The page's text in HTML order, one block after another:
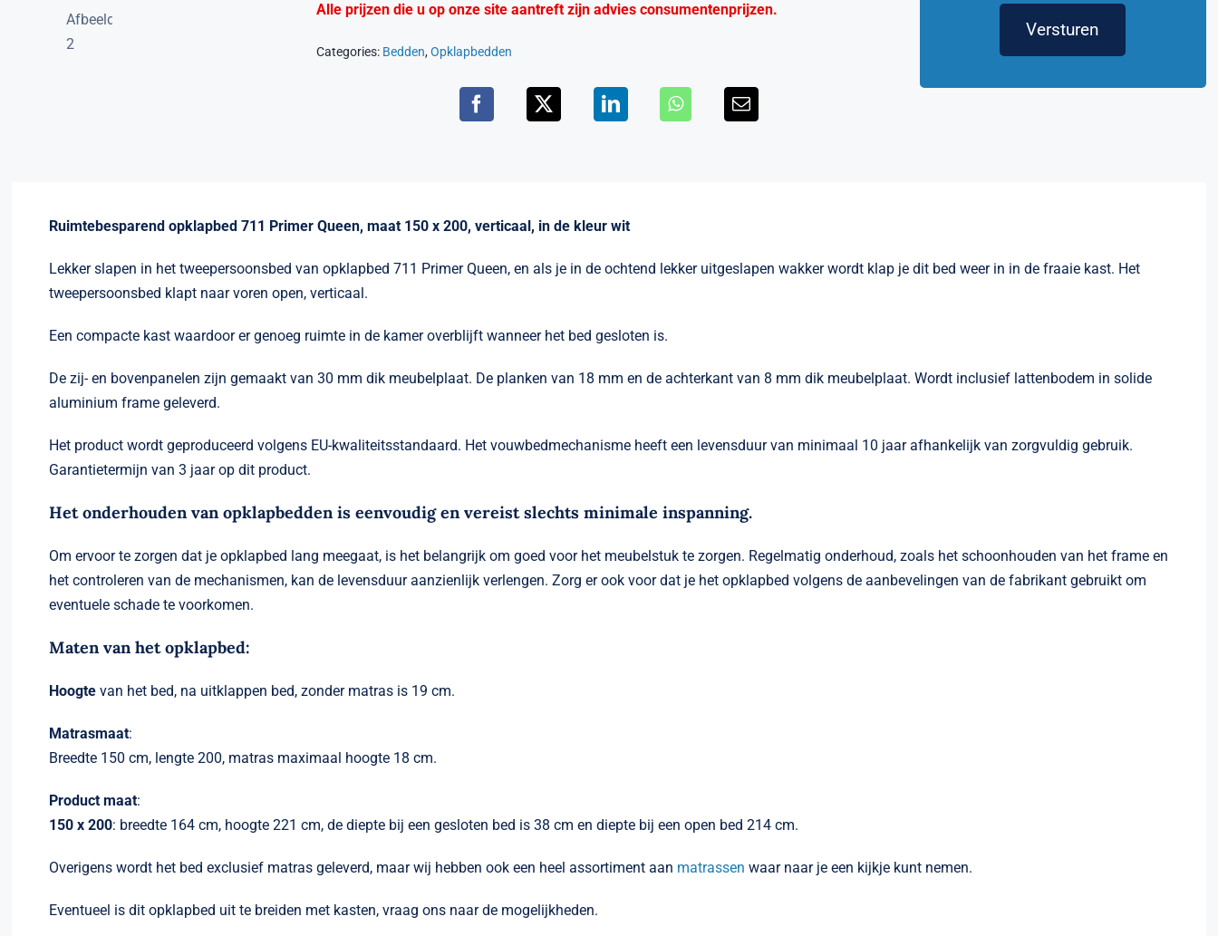
Alle prijzen die u op onze site aantreft zijn advies consumentenprijzen.
Categories: Bedden,Opklapbedden
Versturen
Ruimtebesparend opklapbed 711 Primer Queen, maat 150 x 200, verticaal, in de kleur wit
Lekker slapen in het tweepersoonsbed van opklapbed 711 Primer Queen, en als je in de ochtend lekker uitgeslapen wakker wordt klap je dit bed weer in in de fraaie kast. Het
tweepersoonsbed klapt naar voren open, verticaal.
Een compacte kast waardoor er genoeg ruimte in de kamer overblijft wanneer het bed gesloten is.
De zij- en bovenpanelen zijn gemaakt van 30 mm dik meubelplaat. De planken van 18 mm en de achterkant van 8 mm dik meubelplaat. Wordt inclusief lattenbodem in solide
aluminium frame geleverd.
Het product wordt geproduceerd volgens EU-kwaliteitsstandaard. Het vouwbedmechanisme heeft een levensduur van minimaal 10 jaar afhankelijk van zorgvuldig gebruik.
Garantietermijn van 3 jaar op dit product.
Het onderhouden van opklapbedden is eenvoudig en vereist slechts minimale inspanning.
Om ervoor te zorgen dat je opklapbed lang meegaat, is het belangrijk om goed voor het meubelstuk te zorgen. Regelmatig onderhoud, zoals het schoonhouden van het frame en
het controleren van de mechanismen, kan de levensduur aanzienlijk verlengen. Zorg er ook voor dat je het opklapbed volgens de aanbevelingen van de fabrikant gebruikt om
eventuele schade te voorkomen.
Maten van het opklapbed:
Hoogtevan het bed, na uitklappen bed, zonder matras is 19 cm.
Matrasmaat:
Breedte 150 cm, lengte 200, matras maximaal hoogte 18 cm.
Product maat:
150 x 200: breedte 164 cm, hoogte 221 cm, de diepte bij een gesloten bed is 38 cm en diepte bij een open bed 214 cm.
Overigens wordt het bed exclusief matras geleverd, maar wij hebben ook een heel assortiment aan matrassen waar naar je een kijkje kunt nemen.
Eventueel is dit opklapbed uit te breiden met kasten, vraag ons naar de mogelijkheden.